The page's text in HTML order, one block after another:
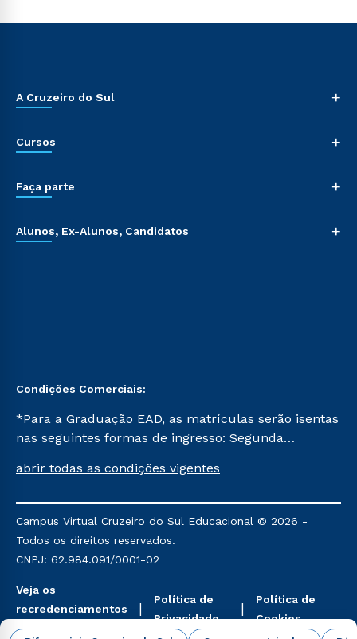
A Cruzeiro do Sul +
Cursos +
Faça parte +
Alunos, Ex-Alunos, Candidatos +
Condições Comerciais:
*Para a Graduação EAD, as matrículas serão isentas
nas seguintes formas de ingresso: Segunda
Já para as demais, a taxa de matrícula será de R$
mencionadas são referentes aos cursos: Ensino
Religioso, Geografia para a Docência e Metodologia
do Ensino de História: Questões Atuais.
abrir todas as condições vigentes
Campus Virtual Cruzeiro do Sul Educacional © 2026 -
Todos os direitos reservados.
CNPJ: 62.984.091/0001-02
Veja os
recredenciamentos
aqui
Política de
Privacidade
Política de
Cookies